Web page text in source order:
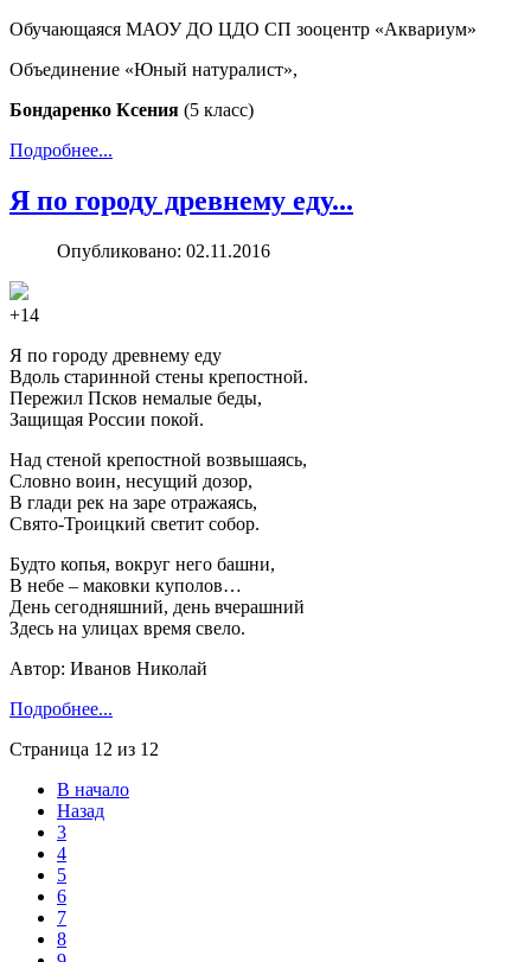
Обучающаяся МАОУ ДО ЦДО СП зооцентр «Аквариум»
Объединение «Юный натуралист»,
Бондаренко Ксения (5 класс)
Подробнее...
Я по городу древнему еду...
Опубликовано: 02.11.2016
+14
Я по городу древнему еду
Вдоль старинной стены крепостной.
Пережил Псков немалые беды,
Защищая России покой.
Над стеной крепостной возвышаясь,
Словно воин, несущий дозор,
В глади рек на заре отражаясь,
Свято-Троицкий светит собор.
Будто копья, вокруг него башни,
В небе – маковки куполов…
День сегодняшний, день вчерашний
Здесь на улицах время свело.
Автор: Иванов Николай
Подробнее...
Страница 12 из 12
В начало
Назад
3
4
5
6
7
8